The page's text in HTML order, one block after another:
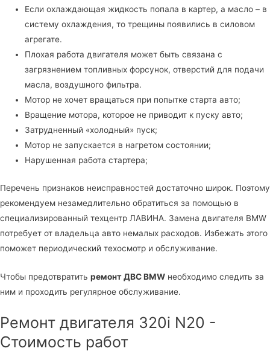
Если охлаждающая жидкость попала в картер, а масло – в
систему охлаждения, то трещины появились в силовом
агрегате.
Плохая работа двигателя может быть связана с
загрязнением топливных форсунок, отверстий для подачи
масла, воздушного фильтра.
Мотор не хочет вращаться при попытке старта авто;
Вращение мотора, которое не приводит к пуску авто;
Затрудненный «холодный» пуск;
Мотор не запускается в нагретом состоянии;
Нарушенная работа стартера;
Перечень признаков неисправностей достаточно широк. Поэтому
рекомендуем незамедлительно обратиться за помощью в
специализированный техцентр ЛАВИНА. Замена двигателя BMW
потребует от владельца авто немалых расходов. Избежать этого
поможет периодический техосмотр и обслуживание.
Чтобы предотвратить ремонт ДВС BMW необходимо следить за
ним и проходить регулярное обслуживание.
Ремонт двигателя 320i N20 -
Стоимость работ